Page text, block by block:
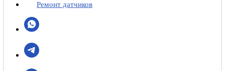
Ремонт датчиков